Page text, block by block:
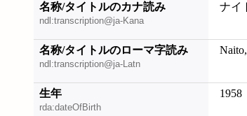
名称/タイトルのカナ読み
ndl:transcription@ja-Kana
ナイ
名称/タイトルのローマ字読み
ndl:transcription@ja-Latn
生年
rda:dateOfBirth
1958